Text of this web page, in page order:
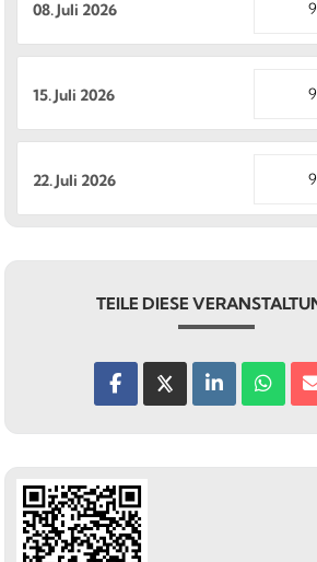
08. Juli 2026
15. Juli 2026
22. Juli 2026
TEILE DIESE